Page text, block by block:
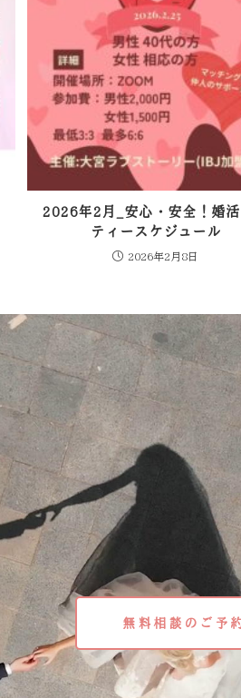
2026年2月_安心・安全！婚
ティースケジュール
2026年2月8日
無料相談のご予